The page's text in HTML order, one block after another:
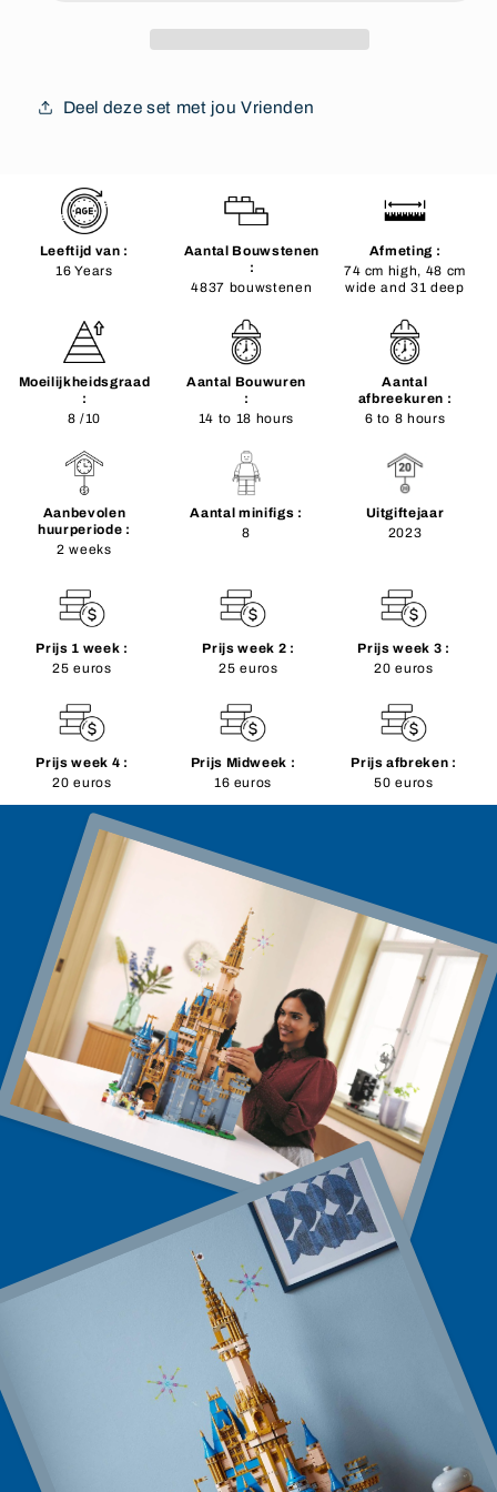
Deel deze set met jou Vrienden
Leeftijd van :
16 Years
Aantal Bouwstenen
:
4837 bouwstenen
Afmeting :
74 cm high, 48 cm
wide and 31 deep
Moeilijkheidsgraad
:
8 /10
Aantal Bouwuren
:
14 to 18 hours
Aantal
afbreekuren :
6 to 8 hours
Aanbevolen
huurperiode :
2 weeks
Aantal minifigs :
8
Uitgiftejaar
2023
Prijs 1 week :
25 euros
Prijs week 2 :
25 euros
Prijs week 3 :
20 euros
Prijs week 4 :
20 euros
Prijs Midweek :
16 euros
Prijs afbreken :
50 euros